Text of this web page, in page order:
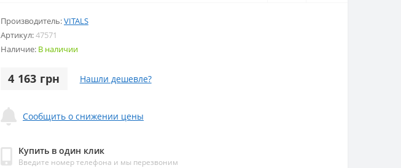
Производитель:VITALS
Артикул:47571
Наличие: В наличии
4 163 грн Нашли дешевле?
Сообщить о снижении цены
Купить в один клик
Введите номер телефона и мы перезвоним